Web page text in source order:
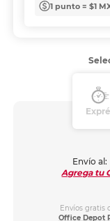
1 punto = $1
Envío al:
Agrega tu
Envíos gratis
Office Depot